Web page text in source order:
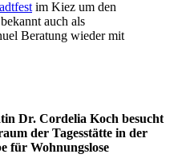
im Kiez um den
auch als
Beratung wieder mit
Dr. Cordelia Koch besucht
der Tagesstätte in der
für Wohnungslose